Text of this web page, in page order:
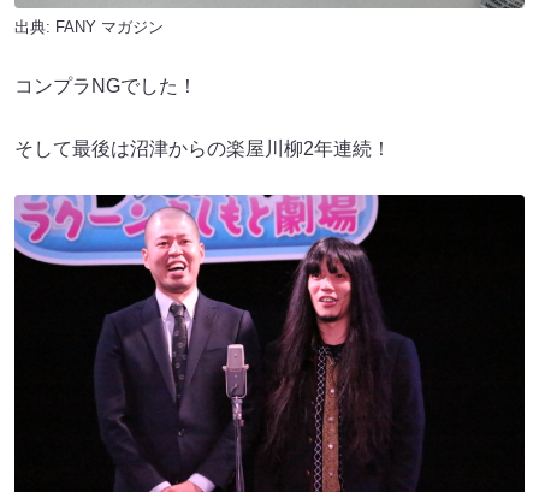
出典: FANY マガジン
コンプラNGでした！
そして最後は沼津からの楽屋川柳2年連続！